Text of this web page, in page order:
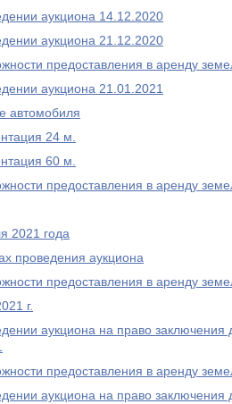
аукциона 14.12.2020
аукциона 21.12.2020
предоставления в аренду
аукциона 21.01.2021
автомобиля
24 м.
60 м.
предоставления в аренду
2021 года
проведения аукциона
предоставления в аренду
г.
аукциона на право заключения
предоставления в аренду
аукциона на право заключения